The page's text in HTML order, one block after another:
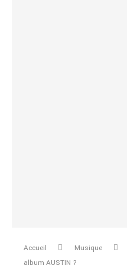
Accueil Musique
album AUSTIN ?